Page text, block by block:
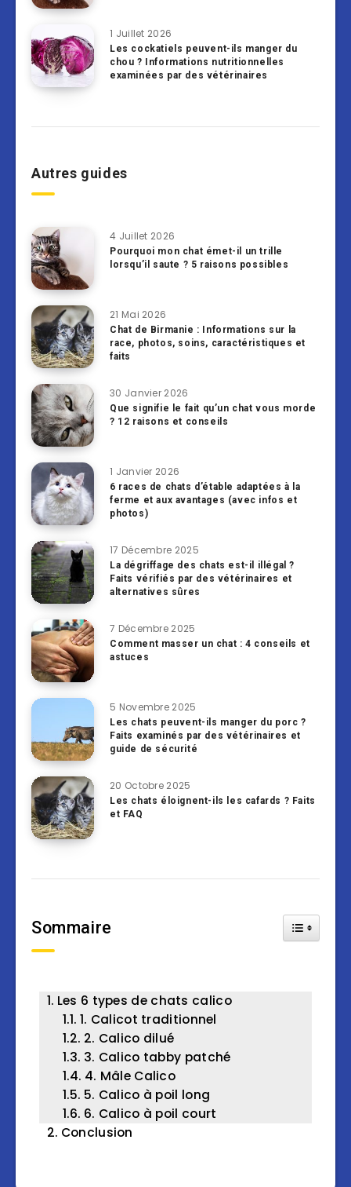
1 Juillet 2026
Les cockatiels peuvent-ils manger du
chou ? Informations nutritionnelles
examinées par des vétérinaires
Autres guides
4 Juillet 2026
Pourquoi mon chat émet-il un trille
lorsqu’il saute ? 5 raisons possibles
21 Mai 2026
Chat de Birmanie : Informations sur la
race, photos, soins, caractéristiques et
faits
30 Janvier 2026
Que signifie le fait qu’un chat vous morde
? 12 raisons et conseils
1 Janvier 2026
6 races de chats d’étable adaptées à la
ferme et aux avantages (avec infos et
photos)
17 Décembre 2025
La dégriffage des chats est-il illégal ?
Faits vérifiés par des vétérinaires et
alternatives sûres
7 Décembre 2025
Comment masser un chat : 4 conseils et
astuces
5 Novembre 2025
Les chats peuvent-ils manger du porc ?
Faits examinés par des vétérinaires et
guide de sécurité
20 Octobre 2025
Les chats éloignent-ils les cafards ? Faits
et FAQ
Sommaire Toggle
Les 6 types de chats calico
1. Calicot traditionnel
2. Calico dilué
3. Calico tabby patché
4. Mâle Calico
5. Calico à poil long
6. Calico à poil court
Conclusion